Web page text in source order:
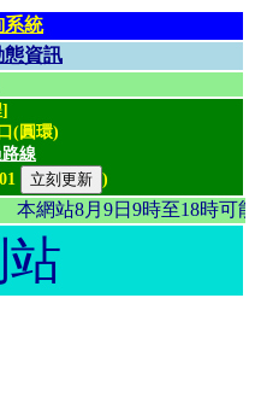
系統
態資訊
(圓環)
線
)
本網站8月9日9時至18